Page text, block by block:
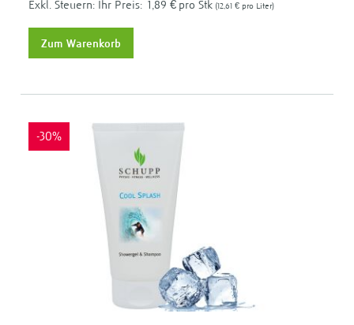
Ihr Preis: 1,89 € pro Stk 12,61 € pro Liter
Zum Warenkorb
-30%